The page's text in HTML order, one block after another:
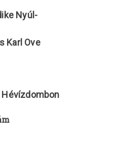
Nyúl-
Karl Ove